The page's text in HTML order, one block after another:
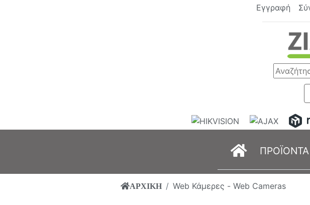
Εγγραφή
(current)
ΠΡΟΪΟΝΤΑ
ΑΡΧΙΚΗ Web Κάμερες - Web Cameras